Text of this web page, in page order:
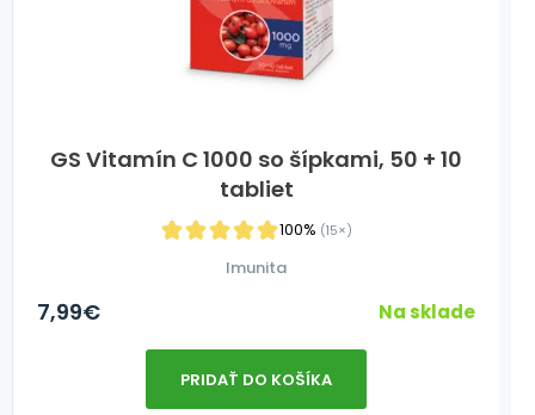
GS Vitamín C 1000 so šípkami, 50 + 10
tabliet
100% (15×)
Imunita
7,99€ Na sklade
PRIDAŤ DO KOŠÍKA